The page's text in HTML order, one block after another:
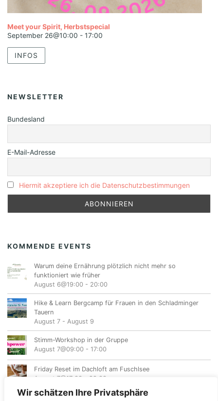
Wir schätzen Ihre Privatsphäre
Meet your Spirit, Herbstspecial
September 26@10:00 - 17:00
INFOS
NEWSLETTER
Bundesland
E-Mail-Adresse
Hiermit akzeptiere ich die Datenschutzbestimmungen
KOMMENDE EVENTS
Warum deine Ernährung plötzlich nicht mehr so
funktioniert wie früher
August 6@19:00 - 20:00
Hike & Learn Bergcamp für Frauen in den Schladminger
Tauern
August 7 - August 9
Stimm-Workshop in der Gruppe
August 7@09:00 - 17:00
Friday Reset im Dachloft am Fuschlsee
August 7@17:00
20:00